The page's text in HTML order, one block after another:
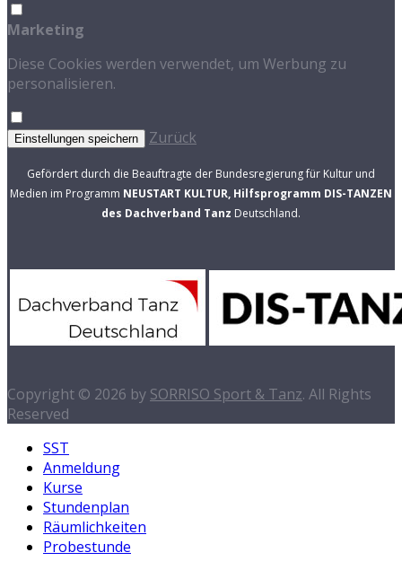
Marketing
Diese Cookies werden verwendet, um Werbung zu
personalisieren.
Einstellungen speichern Zurück
Gefördert durch die Beauftragte der Bundesregierung für Kultur und
Medien im Programm NEUSTART KULTUR, Hilfsprogramm DIS-TANZEN
des Dachverband Tanz Deutschland.
Copyright © 2026 by SORRISO Sport & Tanz. All Rights
Reserved
SST
Anmeldung
Kurse
Stundenplan
Räumlichkeiten
Probestunde